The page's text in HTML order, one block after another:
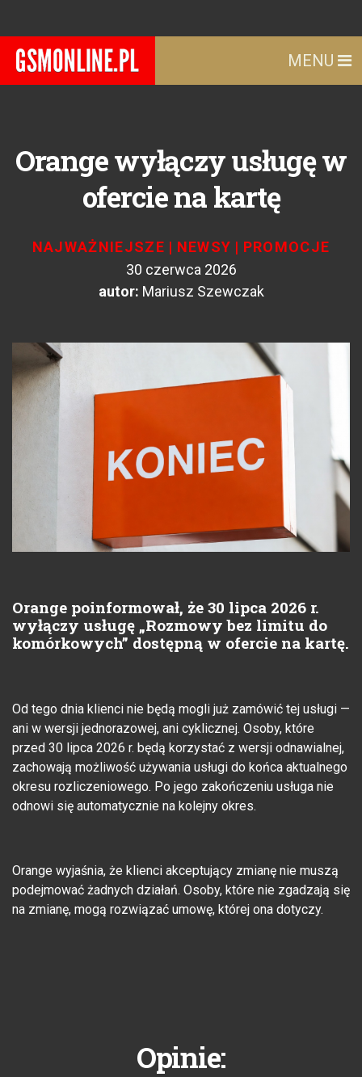
MENU
Orange wyłączy usługę w
ofercie na kartę
NAJWAŻNIEJSZE | NEWSY | PROMOCJE
30 czerwca 2026
autor: Mariusz Szewczak
Orange poinformował, że 30 lipca 2026 r.
wyłączy usługę „Rozmowy bez limitu do
komórkowych” dostępną w ofercie na kartę.
Od tego dnia klienci nie będą mogli już zamówić tej usługi —
ani w wersji jednorazowej, ani cyklicznej. Osoby, które
przed 30 lipca 2026 r. będą korzystać z wersji odnawialnej,
zachowają możliwość używania usługi do końca aktualnego
okresu rozliczeniowego. Po jego zakończeniu usługa nie
odnowi się automatycznie na kolejny okres.
Orange wyjaśnia, że klienci akceptujący zmianę nie muszą
podejmować żadnych działań. Osoby, które nie zgadzają się
na zmianę, mogą rozwiązać umowę, której ona dotyczy.
Opinie: